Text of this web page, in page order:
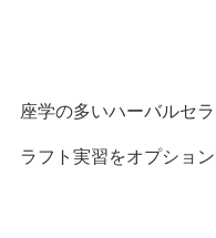
座学の多いハーバルセ
ラフト実習をオプショ